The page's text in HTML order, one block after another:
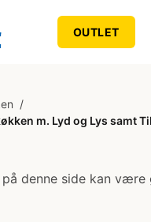
OUTLET
/
m. Lyd og Lys samt
denne side kan være